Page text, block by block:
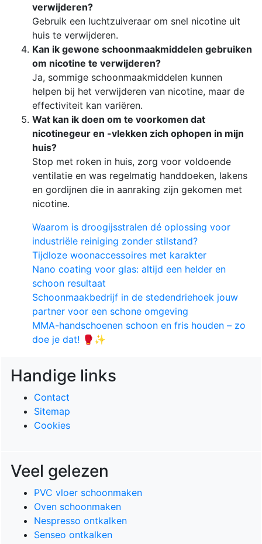
verwijderen?
Gebruik een luchtzuiveraar om snel nicotine uit
huis te verwijderen.
Kan ik gewone schoonmaakmiddelen gebruiken
om nicotine te verwijderen?
Ja, sommige schoonmaakmiddelen kunnen
helpen bij het verwijderen van nicotine, maar de
effectiviteit kan variëren.
Wat kan ik doen om te voorkomen dat
nicotinegeur en -vlekken zich ophopen in mijn
huis?
Stop met roken in huis, zorg voor voldoende
ventilatie en was regelmatig handdoeken, lakens
en gordijnen die in aanraking zijn gekomen met
nicotine.
Waarom is droogijsstralen dé oplossing voor
industriële reiniging zonder stilstand?
Tijdloze woonaccessoires met karakter
Nano coating voor glas: altijd een helder en
schoon resultaat
Schoonmaakbedrijf in de stedendriehoek jouw
partner voor een schone omgeving
MMA-handschoenen schoon en fris houden – zo
doe je dat! 🥊✨
Handige links
Contact
Sitemap
Cookies
Veel gelezen
PVC vloer schoonmaken
Oven schoonmaken
Nespresso ontkalken
Senseo ontkalken